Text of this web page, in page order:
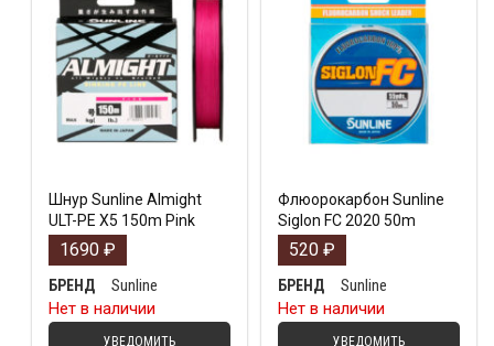
Шнур Sunline Almight
ULT-PE X5 150m Pink
1690 ₽
БРЕНД
Sunline
Нет в наличии
УВЕДОМИТЬ
Флюорокарбон Sunline
Siglon FC 2020 50m
520 ₽
БРЕНД
Sunline
Нет в наличии
УВЕДОМИТЬ